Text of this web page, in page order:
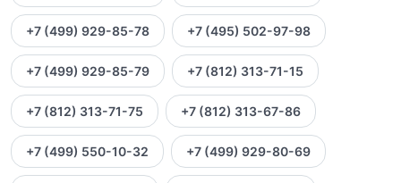
+7 (499) 929-85-78 +7 (495) 502-97-98
+7 (499) 929-85-79 +7 (812) 313-71-15
+7 (812) 313-71-75 +7 (812) 313-67-86
+7 (499) 550-10-32 +7 (499) 929-80-69